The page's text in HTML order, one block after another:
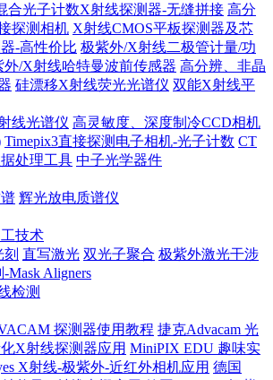
合光子计数X射线探测器-无缝拼接 高分
探测相机 X射线CMOS平板探测器及芯
-高性价比 极紫外/X射线二极管计量/功
外/X射线哈特曼波前传感器 高分辨、非晶
硅漂移X射线荧光光谱仪 双能X射线平
线光谱仪 高灵敏度、深度制冷CCD相机
Timepix3直接探测电子相机-光子计数 CT
处理工具 中子光学器件
辉光放电质谱仪
技术
直写激光 双光子聚合 极紫外激光干涉
Mask Aligners
检测
探测器使用教程 捷克Advacam 光
X射线探测器应用 MiniPIX EDU 趣味实
X射线-极紫外-近红外相机应用 德国